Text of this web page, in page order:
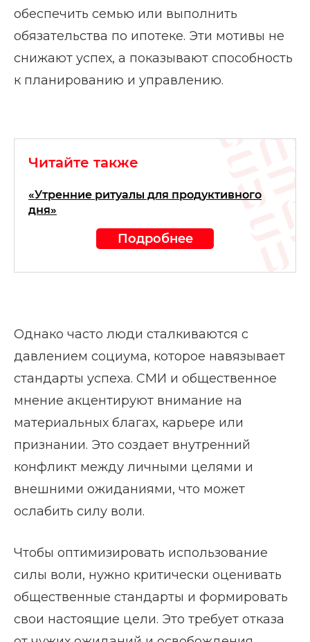
обеспечить семью или выполнить
обязательства по ипотеке. Эти мотивы не
снижают успех, а показывают способность
к планированию и управлению.
Читайте также
«Утренние ритуалы для продуктивного
дня»
Подробнее
Однако часто люди сталкиваются с
давлением cоциума, которое навязывает
стандарты успеха. СМИ и общественное
мнение акцентируют внимание на
материальных благах, карьере или
признании. Это создает внутренний
конфликт между личными целями и
внешними ожиданиями, что может
ослабить силу воли.
Чтобы оптимизировать использование
силы воли, нужно критически оценивать
общественные стандарты и формировать
свои настоящие цели. Это требует отказа